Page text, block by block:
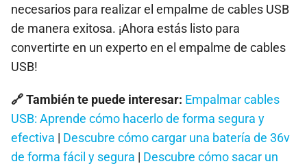
necesarios para realizar el empalme de cables USB
de manera exitosa. ¡Ahora estás listo para
convertirte en un experto en el empalme de cables
USB!
🔗 También te puede interesar: Empalmar cables
USB: Aprende cómo hacerlo de forma segura y
efectiva | Descubre cómo cargar una batería de 36v
de forma fácil y segura | Descubre cómo sacar un